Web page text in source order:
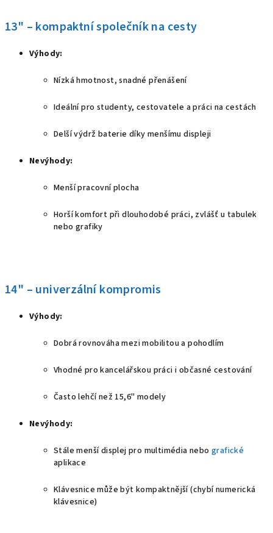
13" – kompaktní společník na cesty
Výhody:
Nízká hmotnost, snadné přenášení
Ideální pro studenty, cestovatele a práci na cestách
Delší výdrž baterie díky menšímu displeji
Nevýhody:
Menší pracovní plocha
Horší komfort při dlouhodobé práci, zvlášť u tabulek
nebo grafiky
14" – univerzální kompromis
Výhody:
Dobrá rovnováha mezi mobilitou a pohodlím
Vhodné pro kancelářskou práci i občasné cestování
Často lehčí než 15,6" modely
Nevýhody:
Stále menší displej pro multimédia nebo grafické
aplikace
Klávesnice může být kompaktnější (chybí numerická
klávesnice)